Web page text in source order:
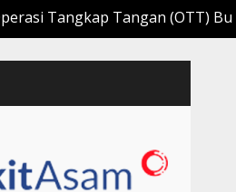
Tangan (OTT) Bupati